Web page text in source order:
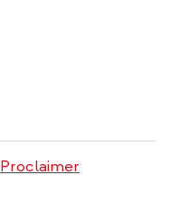
Proclaimer